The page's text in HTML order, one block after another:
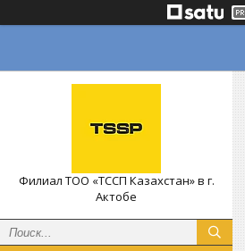
Филиал ТОО «ТССП Казахстан» в г.
Актобе